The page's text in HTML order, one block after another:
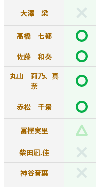
大澤 梁
髙橋 七都
佐藤 和奏
丸山 莉乃、真
奈
赤松 千景
冨樫実里
柴田凪.佳
神谷音葉